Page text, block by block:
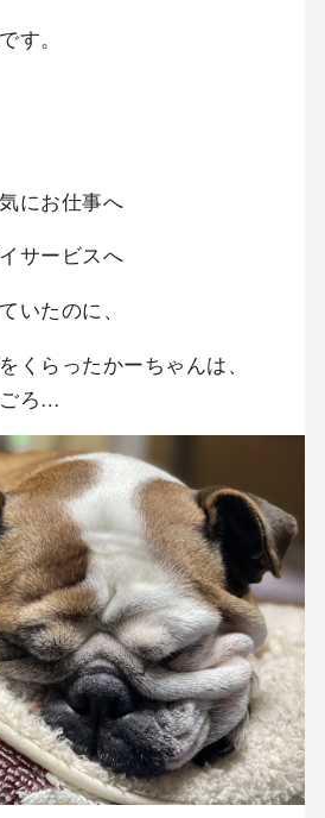
す。
にお仕事へ
サービスへ
いたのに、
くらったかーちゃんは、
ろ…